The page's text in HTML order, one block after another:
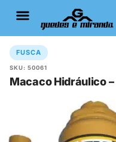
FUSCA
SKU: 50061
Macaco Hidráulico